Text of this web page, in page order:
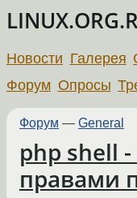
Новости Галерея
Форум Опросы
Форум — General
php shell
правами